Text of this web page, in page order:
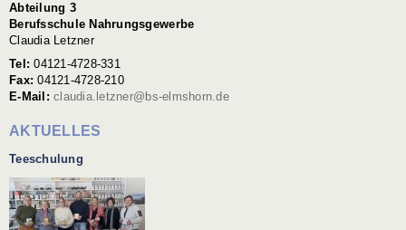
Abteilung 3
Berufsschule Nahrungsgewerbe
Claudia Letzner
Tel: 04121-4728-331
Fax:04121-4728-210
E-Mail: claudia.letzner@bs-elmshorn.de
AKTUELLES
Teeschulung